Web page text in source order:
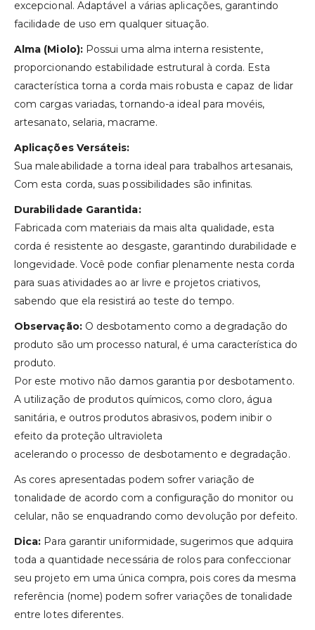
excepcional. Adaptável a várias aplicações, garantindo
facilidade de uso em qualquer situação.
Alma (Miolo):Possui uma alma interna resistente,
proporcionando estabilidade estrutural à corda. Esta
característica torna a corda mais robusta e capaz de lidar
com cargas variadas, tornando-a ideal para movéis,
artesanato, selaria, macrame.
Aplicações Versáteis:
Sua maleabilidade a torna ideal para trabalhos artesanais,
Com esta corda, suas possibilidades são infinitas.
Durabilidade Garantida:
Fabricada com materiais da mais alta qualidade, esta
corda é resistente ao desgaste, garantindo durabilidade e
longevidade. Você pode confiar plenamente nesta corda
para suas atividades ao ar livre e projetos criativos,
sabendo que ela resistirá ao teste do tempo.
Observação:O desbotamento como a degradação do
produto são um processo natural, é uma característica do
produto.
Por este motivo não damos garantia por desbotamento.
A utilização de produtos químicos, como cloro, água
sanitária, e outros produtos abrasivos, podem inibir o
efeito da proteção ultravioleta
acelerando o processo de desbotamento e degradação.
As cores apresentadas podem sofrer variação de
tonalidade de acordo com a configuração do monitor ou
celular, não se enquadrando como devolução por defeito.
Dica: Para garantir uniformidade, sugerimos que adquira
toda a quantidade necessária de rolos para confeccionar
seu projeto em uma única compra, pois cores da mesma
referência (nome) podem sofrer variações de tonalidade
entre lotes diferentes.